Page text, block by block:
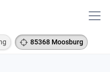
85368 Moosburg